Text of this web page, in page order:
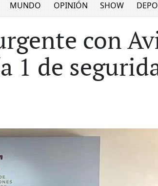
MUNDO OPINIÓN SHOW
con
1 de